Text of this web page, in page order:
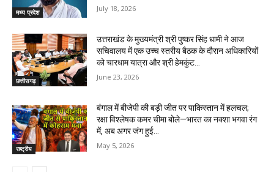
मध्य प्रदेश July 18, 2026
छत्तीसगढ़
उत्तराखंड के मुख्यमंत्री श्री पुष्कर सिंह धामी ने आज
सचिवालय में एक उच्च स्तरीय बैठक के दौरान अधिकारियों
को चारधाम यात्रा और श्री हेमकुंट...
June 23, 2026
राष्ट्रीय
बंगाल में बीजेपी की बड़ी जीत पर पाकिस्तान में हलचल;
रक्षा विश्लेषक कमर चीमा बोले—भारत का नक्शा भगवा रंग
में, अब अगर जंग हुई...
May 5, 2026